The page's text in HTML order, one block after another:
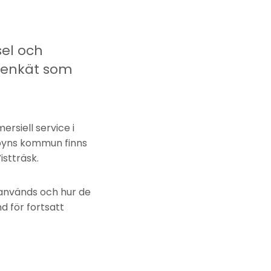
och
som
service i
kommun finns
och hur de
för fortsatt